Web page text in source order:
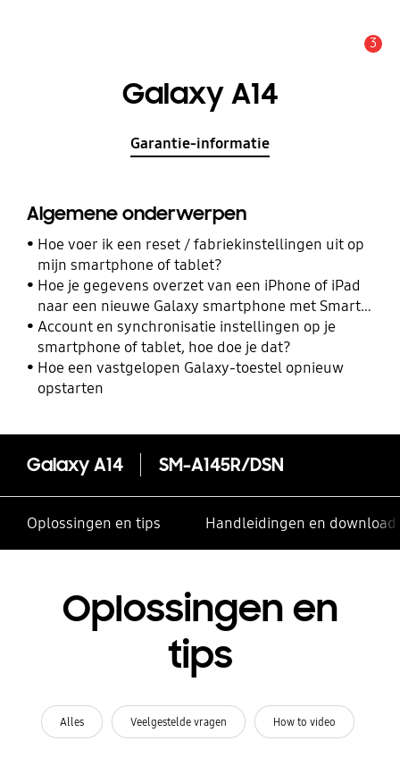
3
Galaxy A14
Garantie-informatie
Algemene onderwerpen
Hoe voer ik een reset / fabriekinstellingen uit op
mijn smartphone of tablet?
Hoe je gegevens overzet van een iPhone of iPad
naar een nieuwe Galaxy smartphone met Smart
Switch
Account en synchronisatie instellingen op je
smartphone of tablet, hoe doe je dat?
Hoe een vastgelopen Galaxy-toestel opnieuw
opstarten
Galaxy A14 SM-A145R/DSN
Oplossingen en tips Handleidingen en
Oplossingen en
tips
Alles Veelgestelde vragen How to video